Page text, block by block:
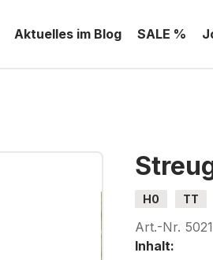
Aktuelles im Blog SALE %
H0 TT
Art.-Nr.
Inhalt: